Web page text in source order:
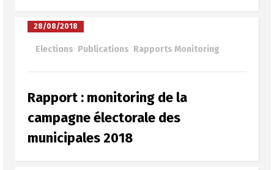
28/08/2018
Elections Publications Rapports Monitoring
Rapport : monitoring de la
campagne électorale des
municipales 2018